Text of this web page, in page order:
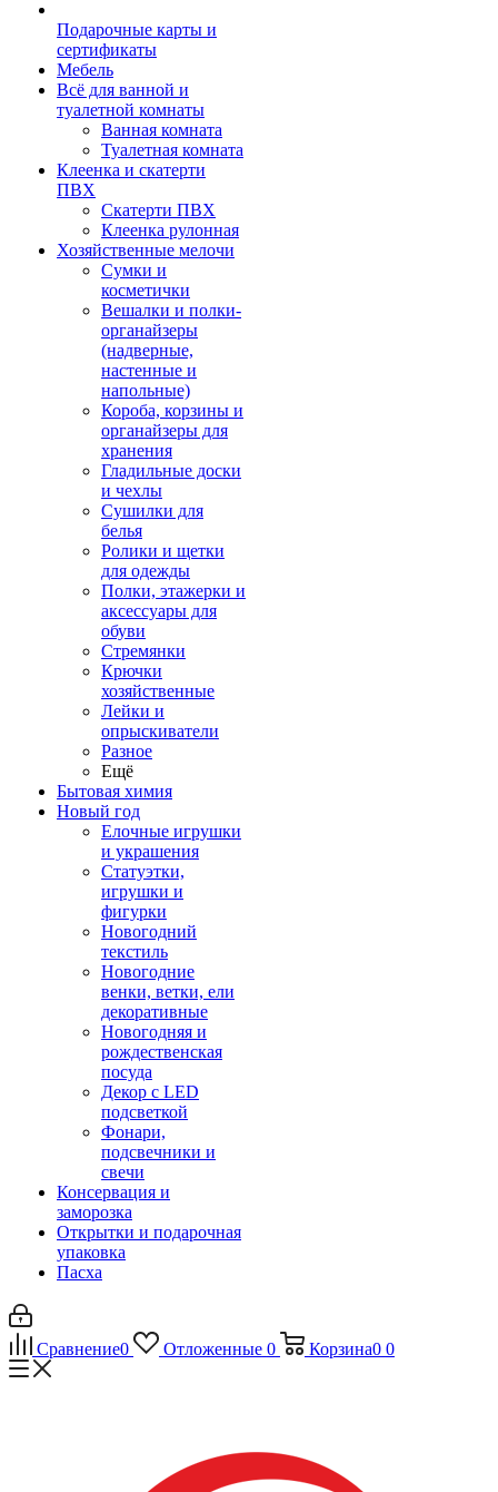
Подарочные карты и
сертификаты
Мебель
Всё для ванной и
туалетной комнаты
Ванная комната
Туалетная комната
Клеенка и скатерти
ПВХ
Скатерти ПВХ
Клеенка рулонная
Хозяйственные мелочи
Сумки и
косметички
Вешалки и полки-
органайзеры
(надверные,
настенные и
напольные)
Короба, корзины и
органайзеры для
хранения
Гладильные доски
и чехлы
Сушилки для
белья
Ролики и щетки
для одежды
Полки, этажерки и
аксессуары для
обуви
Стремянки
Крючки
хозяйственные
Лейки и
опрыскиватели
Разное
Ещё
Бытовая химия
Новый год
Елочные игрушки
и украшения
Статуэтки,
игрушки и
фигурки
Новогодний
текстиль
Новогодние
венки, ветки, ели
декоративные
Новогодняя и
рождественская
посуда
Декор с LED
подсветкой
Фонари,
подсвечники и
свечи
Консервация и
заморозка
Открытки и подарочная
упаковка
Пасха
Сравнение0 Отложенные 0 Корзина0 0